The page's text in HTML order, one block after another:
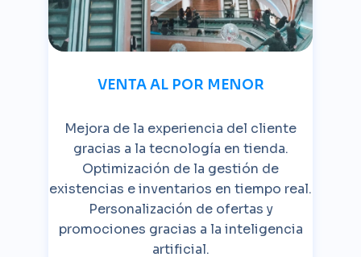
VENTA AL POR MENOR
Mejora de la experiencia del cliente
gracias a la tecnología en tienda.
Optimización de la gestión de
existencias e inventarios en tiempo real.
Personalización de ofertas y
promociones gracias a la inteligencia
artificial.